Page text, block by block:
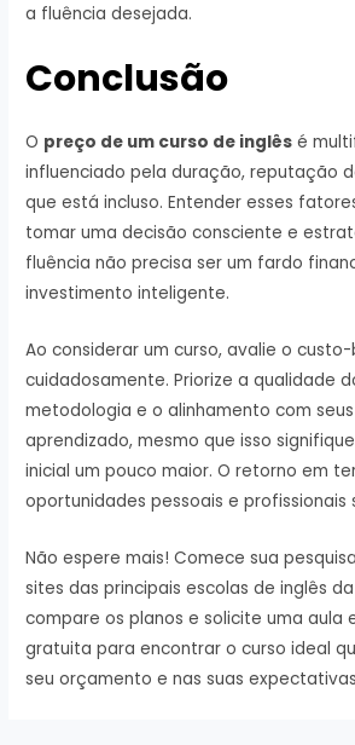
a fluência desejada.
Conclusão
O preço de um curso de inglês é
influenciado pela duração, reputação
que está incluso. Entender esses
tomar uma decisão consciente e
fluência não precisa ser um fardo
investimento inteligente.
Ao considerar um curso, avalie o
cuidadosamente. Priorize a qualidade
metodologia e o alinhamento com
aprendizado, mesmo que isso
inicial um pouco maior. O retorno em
oportunidades pessoais e profissionais
Não espere mais! Comece sua
sites das principais escolas de inglês
compare os planos e solicite uma aula
gratuita para encontrar o curso ideal
seu orçamento e nas suas